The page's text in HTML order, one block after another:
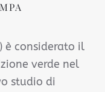
è considerato il
verde nel
studio di